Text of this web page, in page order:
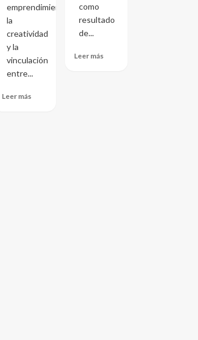
emprendimiento,
la
creatividad
y la
vinculación
entre...
Leer más
como
resultado
de...
Leer más